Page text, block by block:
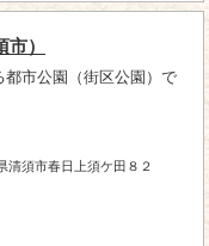
）
都市公園（街区公園）で
清須市春日上須ケ田８２